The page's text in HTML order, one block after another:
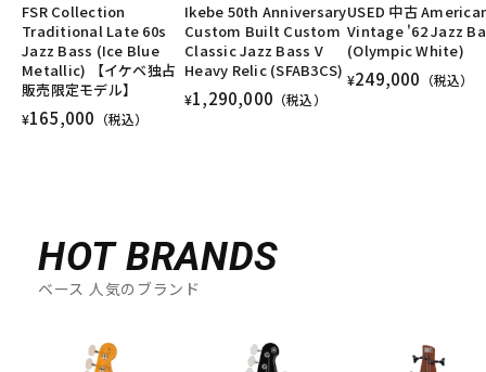
FSR Collection
Traditional Late 60s
Jazz Bass (Ice Blue
Metallic) 【イケベ独占
販売限定モデル】
¥165,000 （税込）
Ikebe 50th Anniversary
Custom Built Custom
Classic Jazz Bass V
Heavy Relic (SFAB3CS)
¥1,290,000 （税込）
USED 中古
Vintage '62 Jazz
(Olympic White)
¥249,000 （税込）
HOT BRANDS
ベース 人気のブランド